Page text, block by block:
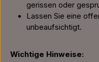
gerissen oder
Lassen Sie eine
unbeaufsichtigt.
Wichtige Hinweise: